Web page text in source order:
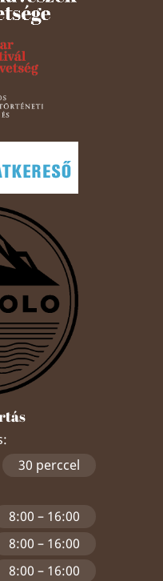
30 perccel
8:00 – 16:00
8:00 – 16:00
8:00 – 16:00